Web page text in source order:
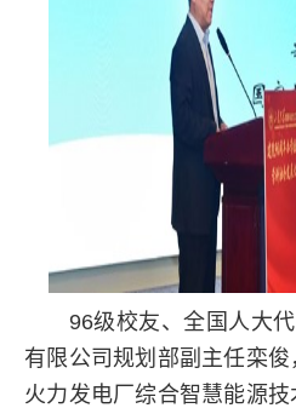
96级校友、全国人大
有限公司规划部副主任栾
火力发电厂综合智慧能源